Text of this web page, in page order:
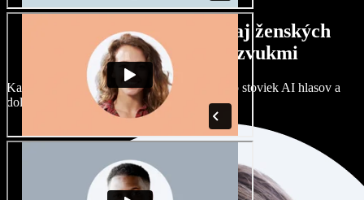
Široký výber mužských aj ženských
hlasov s rôznymi prízvukmi
Každý projekt môže znieť inak. Vyberte si zo stoviek AI hlasov a
dolaďte si ich podľa seba.